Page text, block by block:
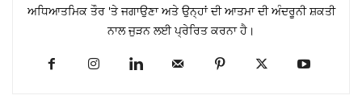
ਅਧਿਆਤਮਿਕ ਤੌਰ 'ਤੇ ਜਗਾਉਣਾ ਅਤੇ ਉਨ੍ਹਾਂ ਦੀ ਆਤਮਾ ਦੀ ਅੰਦਰੂਨੀ ਸ਼ਕਤੀ
ਨਾਲ ਜੁੜਨ ਲਈ ਪ੍ਰੇਰਿਤ ਕਰਨਾ ਹੈ।